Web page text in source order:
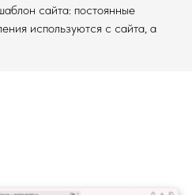
сайта: постоянные
используются с сайта, а